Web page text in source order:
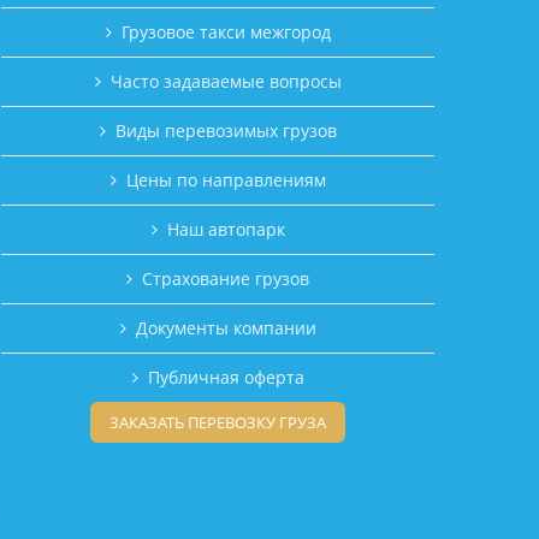
Грузовое такси межгород
Часто задаваемые вопросы
Виды перевозимых грузов
Цены по направлениям
Наш автопарк
Страхование грузов
Документы компании
Публичная оферта
ЗАКАЗАТЬ ПЕРЕВОЗКУ ГРУЗА